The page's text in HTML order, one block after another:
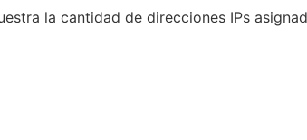
la cantidad de direcciones IPs